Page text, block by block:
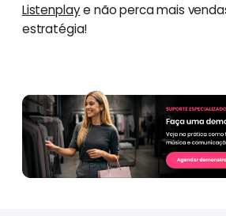
Listenplaye não perca mais
estratégia!